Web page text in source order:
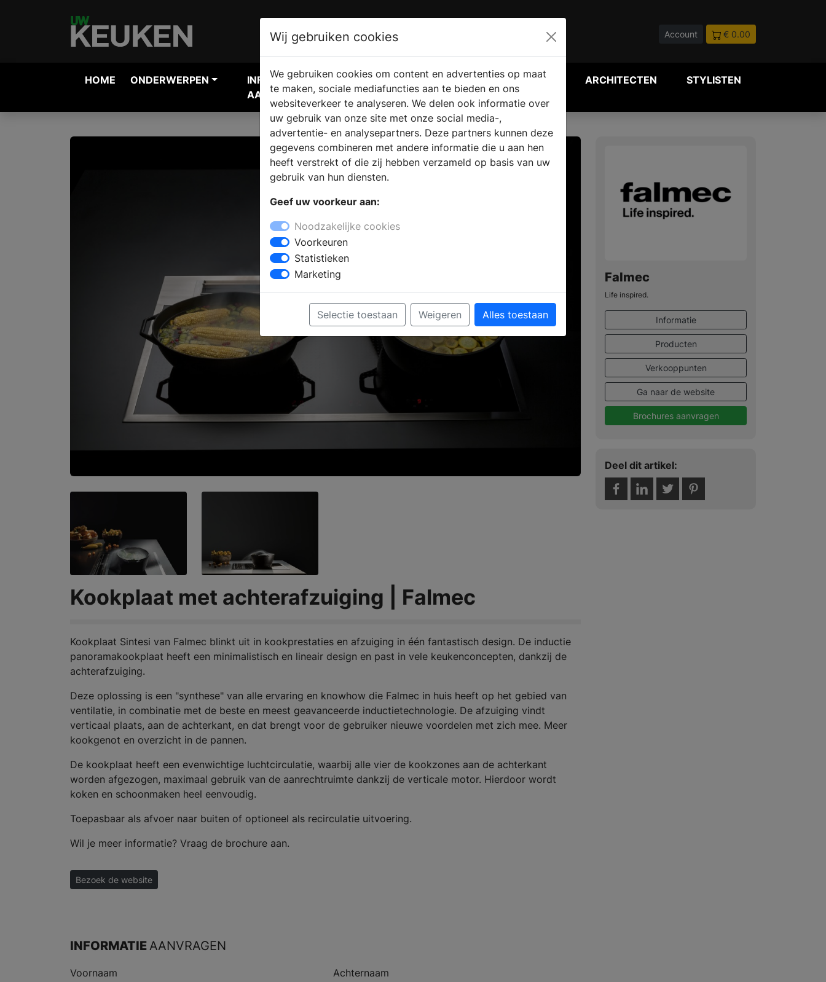
Account € 0.00
HOME ONDERWERPEN
INFORMATIE
AANVRAGEN
VERKOOPLOCATIE
VINDEN
WEBSHOP ARCHITECTEN STYLISTEN
Kookplaat met achterafzuiging | Falmec
Kookplaat Sintesi van Falmec blinkt uit in kookprestaties en afzuiging in één fantastisch design. De inductie
panoramakookplaat heeft een minimalistisch en lineair design en past in vele keukenconcepten, dankzij de
achterafzuiging.
Deze oplossing is een "synthese" van alle ervaring en knowhow die Falmec in huis heeft op het gebied van
ventilatie, in combinatie met de beste en meest geavanceerde inductietechnologie. De afzuiging vindt
verticaal plaats, aan de achterkant, en dat brengt voor de gebruiker nieuwe voordelen met zich mee. Meer
kookgenot en overzicht in de pannen.
De kookplaat heeft een evenwichtige luchtcirculatie, waarbij alle vier de kookzones aan de achterkant
worden afgezogen, maximaal gebruik van de aanrechtruimte dankzij de verticale motor. Hierdoor wordt
koken en schoonmaken heel eenvoudig.
Toepasbaar als afvoer naar buiten of optioneel als recirculatie uitvoering.
Wil je meer informatie? Vraag de brochure aan.
Bezoek de website
INFORMATIEAANVRAGEN
Voornaam Achternaam
Falmec
Life inspired.
Informatie
Producten
Verkooppunten
Ga naar de website
Brochures aanvragen
Deel dit artikel:
Wij gebruiken cookies
We gebruiken cookies om content en advertenties op maat
te maken, sociale mediafuncties aan te bieden en ons
websiteverkeer te analyseren. We delen ook informatie over
uw gebruik van onze site met onze social media-,
advertentie- en analysepartners. Deze partners kunnen deze
gegevens combineren met andere informatie die u aan hen
heeft verstrekt of die zij hebben verzameld op basis van uw
gebruik van hun diensten.
Geef uw voorkeur aan:
Noodzakelijke cookies
Voorkeuren
Statistieken
Marketing
Selectie toestaan Weigeren Alles toestaan